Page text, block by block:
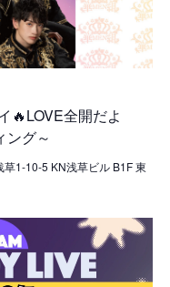
🔥LOVE全開だよ
グ～
草1-10-5 KN浅草ビル B1F 東